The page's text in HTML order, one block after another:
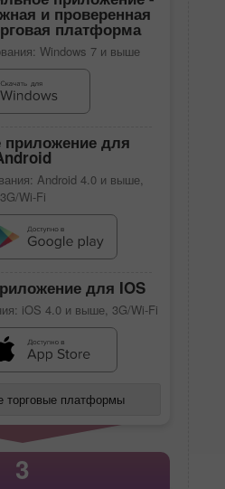
и проверенная
платформа
Windows 7 и выше
для
Android 4.0 и выше,
3G/Wi-Fi
для IOS
iOS 4.0 и выше, 3G/Wi-Fi
торговые платформы
3